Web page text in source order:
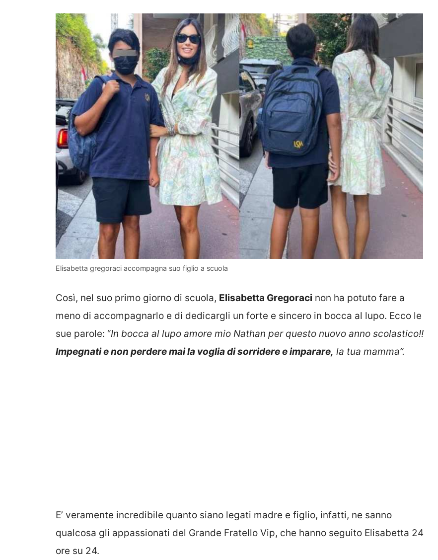
Elisabetta gregoraci accompagna suo figlio a scuola
Così, nel suo primo giorno di scuola, Elisabetta Gregoraci non ha potuto fare a
meno di accompagnarlo e di dedicargli un forte e sincero in bocca al lupo. Ecco le
sue parole: “In bocca al lupo amore mio Nathan per questo nuovo anno scolastico!!
Impegnati e non perdere mai la voglia di sorridere e imparare, la tua mamma”.
E’ veramente incredibile quanto siano legati madre e figlio, infatti, ne sanno
qualcosa gli appassionati del Grande Fratello Vip, che hanno seguito Elisabetta 24
ore su 24.